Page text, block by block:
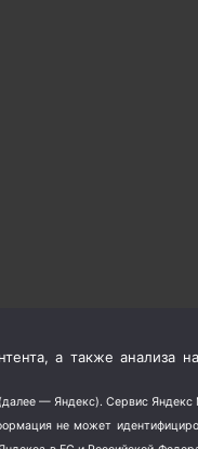
а также анализа
— Яндекс). Сервис
не может